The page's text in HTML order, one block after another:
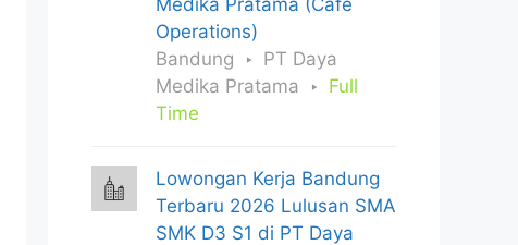
Medika Pratama (Cafe
Operations)
Bandung
PT Daya
Medika Pratama
Full
Time
Lowongan Kerja Bandung
Terbaru 2026 Lulusan SMA
SMK D3 S1 di PT Daya